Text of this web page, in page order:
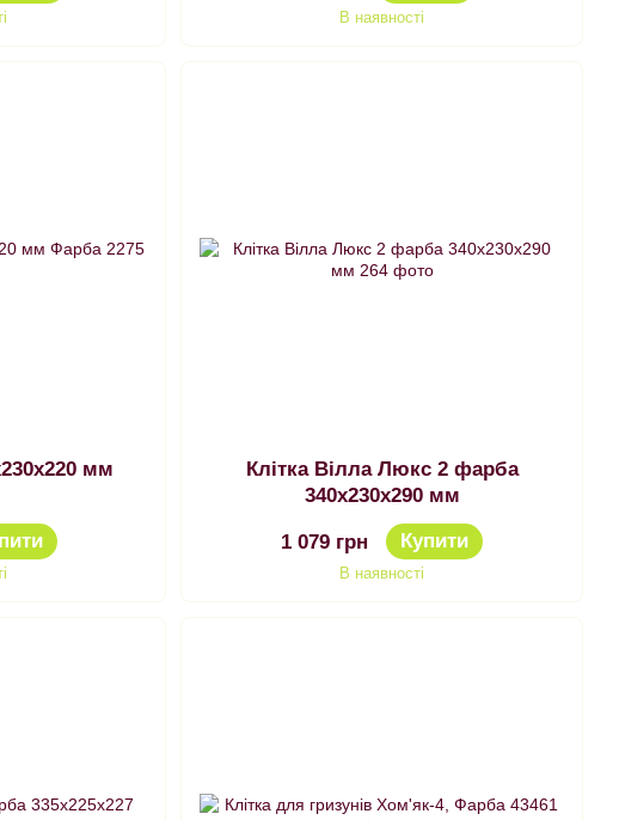
В наявності
мм
Клітка Вілла Люкс 2 фарба
340х230х290 мм
1 079 грн Купити
В наявності